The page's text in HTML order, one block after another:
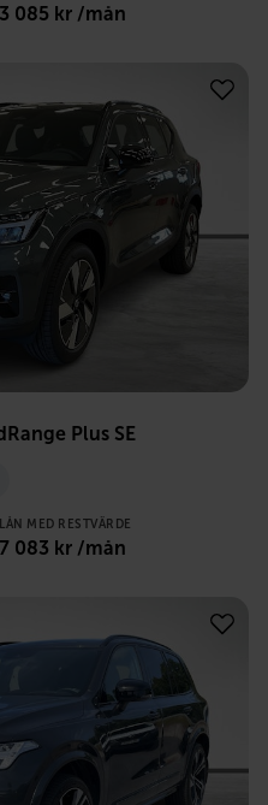
3 085 kr /mån
Plus SE
LÅN MED RESTVÄRDE
7 083 kr /mån